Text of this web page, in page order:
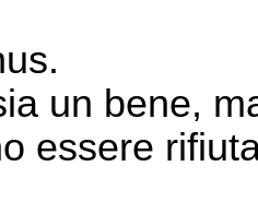
un bene,
essere